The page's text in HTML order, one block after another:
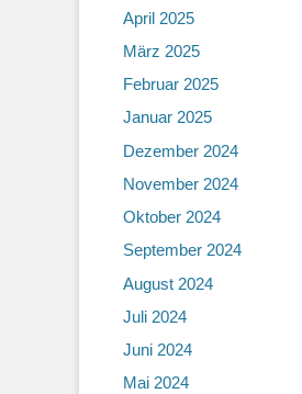
April 2025
März 2025
Februar 2025
Januar 2025
Dezember 2024
November 2024
Oktober 2024
September 2024
August 2024
Juli 2024
Juni 2024
Mai 2024